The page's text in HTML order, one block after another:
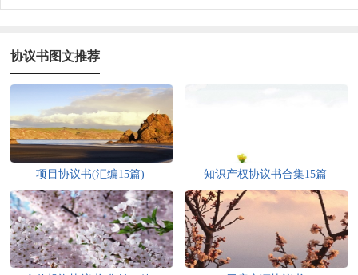
协议书图文推荐
项目协议书(汇编15篇) 知识产权协议书合集15篇